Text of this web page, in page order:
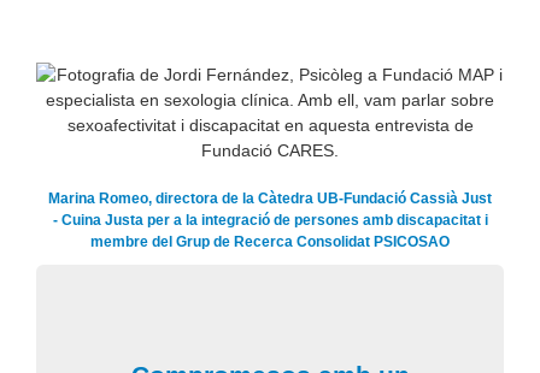
Marina Romeo, directora de la Càtedra UB-Fundació Cassià Just
- Cuina Justa per a la integració de persones amb discapacitat i
membre del Grup de Recerca Consolidat PSICOSAO